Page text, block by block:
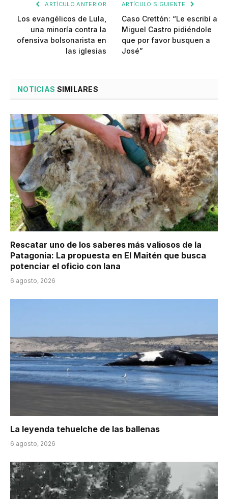
ARTÍCULO ANTERIOR
Los evangélicos de Lula,
una minoría contra la
ofensiva bolsonarista en
las iglesias
ARTÍCULO SIGUIENTE
Caso Crettón: “Le escribí a
Miguel Castro pidiéndole
que por favor busquen a
José”
NOTICIAS SIMILARES
Rescatar uno de los saberes más valiosos de la
Patagonia: La propuesta en El Maitén que busca
potenciar el oficio con lana
6 agosto, 2026
La leyenda tehuelche de las ballenas
6 agosto, 2026